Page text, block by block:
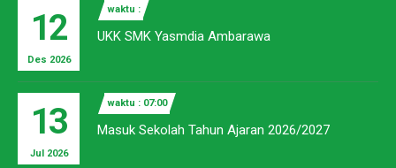
12
Des 2026
waktu :
UKK SMK Yasmdia Ambarawa
13
Jul 2026
waktu : 07:00
Masuk Sekolah Tahun Ajaran 2026/2027